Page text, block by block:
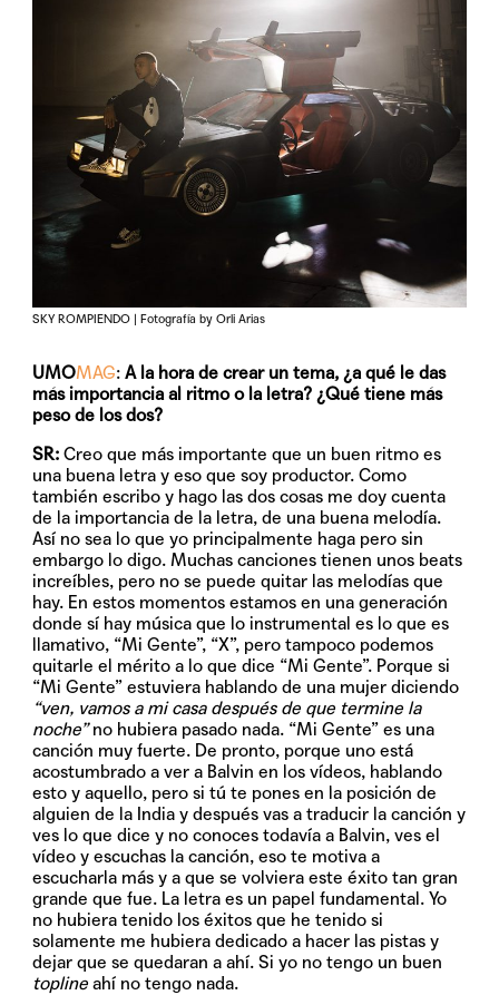
SKY ROMPIENDO | Fotografía by Orli Arias
UMOMAG:A la hora de crear un tema, ¿a qué le das
más importancia al ritmo o la letra? ¿Qué tiene más
peso de los dos?
SR: Creo que más importante que un buen ritmo es
una buena letra y eso que soy productor. Como
también escribo y hago las dos cosas me doy cuenta
de la importancia de la letra, de una buena melodía.
Así no sea lo que yo principalmente haga pero sin
embargo lo digo. Muchas canciones tienen unos beats
increíbles, pero no se puede quitar las melodías que
hay. En estos momentos estamos en una generación
donde sí hay música que lo instrumental es lo que es
llamativo, “Mi Gente”, “X”, pero tampoco podemos
quitarle el mérito a lo que dice “Mi Gente”. Porque si
“Mi Gente” estuviera hablando de una mujer diciendo
“ven, vamos a mi casa después de que termine la
noche”no hubiera pasado nada. “Mi Gente” es una
canción muy fuerte. De pronto, porque uno está
acostumbrado a ver a Balvin en los vídeos, hablando
esto y aquello, pero si tú te pones en la posición de
alguien de la India y después vas a traducir la canción y
ves lo que dice y no conoces todavía a Balvin, ves el
vídeo y escuchas la canción, eso te motiva a
escucharla más y a que se volviera este éxito tan gran
grande que fue. La letra es un papel fundamental. Yo
no hubiera tenido los éxitos que he tenido si
solamente me hubiera dedicado a hacer las pistas y
dejar que se quedaran a ahí. Si yo no tengo un buen
topline ahí no tengo nada.